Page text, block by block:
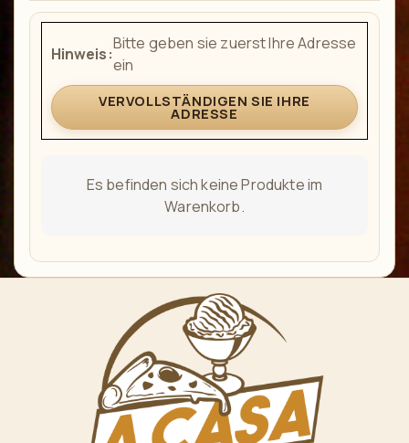
Hinweis:
Bitte geben sie zuerst Ihre Adresse
ein
VERVOLLSTÄNDIGEN SIE IHRE
ADRESSE
Es befinden sich keine Produkte im
Warenkorb.